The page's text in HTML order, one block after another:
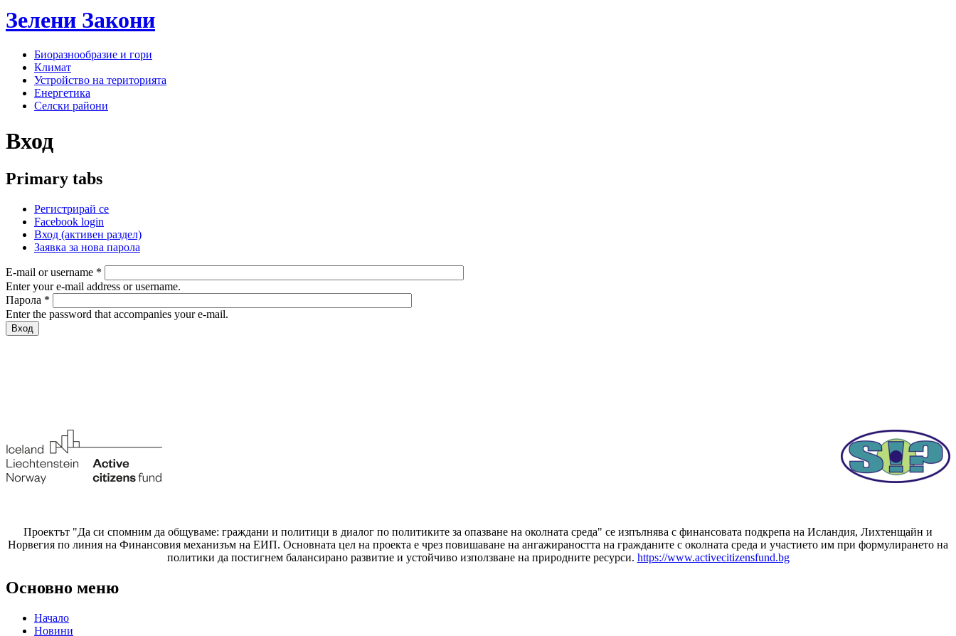
Зелени Закони
Биоразнообразие и гори
Климат
Устройство на територията
Енергетика
Селски райони
Вход
Primary tabs
Регистрирай се
Facebook login
Вход (активен раздел)
Заявка за нова парола
E-mail or username *
Enter your e-mail address or username.
Парола *
Enter the password that accompanies your e-mail.
Проектът "Да си спомним да общуваме: граждани и политици в диалог по политиките за опазване на околната среда" се изпълнява с финансовата подкрепа на Исландия, Лихтенщайн и
Норвегия по линия на Финансовия механизъм на ЕИП. Основната цел на проекта е чрез повишаване на ангажираността на гражданите с околната среда и участието им при формулирането на
политики да постигнем балансирано развитие и устойчиво използване на природните ресурси. https://www.activecitizensfund.bg
Основно меню
Начало
Новини